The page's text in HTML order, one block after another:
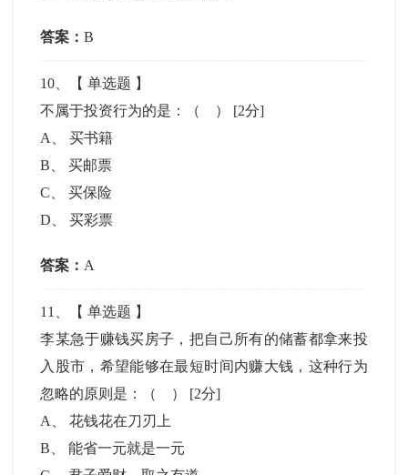
答案：B
10 、【单选题 】
不属于投资行为的是：（ ） [2分]
A
、买书籍
B 、买邮票
C 、买保险
D 、买彩票
答案： A
11 、【单选题 】
李某急于赚钱买房子，把自己所有的储蓄都拿来投
入股市，希望能够在最短时间内赚大钱，这种行为
忽略的原则是：（ ） [2分]
A
、花钱花在刀刃上
B 、能省一元就是一元